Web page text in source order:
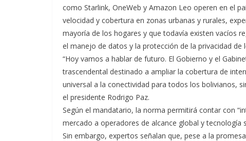
como Starlink, OneWeb y Amazon Leo operen en el
velocidad y cobertura en zonas urbanas y rurales,
mayoría de los hogares y que todavía existen vacíos
el manejo de datos y la protección de la privacidad de
“Hoy vamos a hablar de futuro. El Gobierno y el
trascendental destinado a ampliar la cobertura de
universal a la conectividad para todos los bolivianos,
el presidente Rodrigo Paz.
Según el mandatario, la norma permitirá contar con
mercado a operadores de alcance global y tecnología
Sin embargo, expertos señalan que, pese a la